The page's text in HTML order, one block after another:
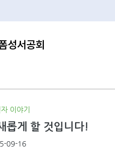
성서공회
이야기
롭게 할 것입니다!
09-16